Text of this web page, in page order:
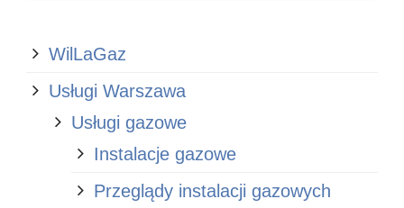
WilLaGaz
Usługi Warszawa
Usługi gazowe
Instalacje gazowe
Przeglądy instalacji gazowych